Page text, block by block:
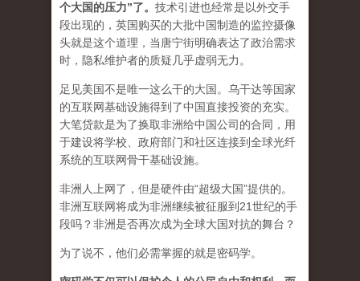
个大国的压力”了。 技术引进也经常是以外交手
段出现的，英国购买的大批中国制造的监控摄像
头就是这个道理，当唐宁街明确表达了政治需求
时，隐私维护者的质疑几乎虚弱无力。
足见美国不是唯一这么干的大国。乌干达等国家
的互联网基础设施得到了中国直接投资的充实。
大笔贷款是为了换取非洲给中国公司的合同，用
于建设将学校、政府部门和社区连接到全球光纤
系统的互联网骨干基础设施。
非洲人上网了，但是硬件由“超级大国”提供的。
非洲互联网将成为非洲继续被征服到21世纪的手
段吗？非洲是否再次成为全球大国对抗的舞台？
为了说不，他们必需掌握的就是密码学。